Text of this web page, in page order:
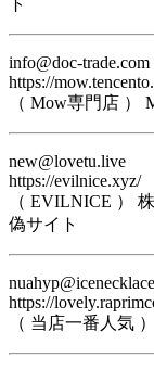
info@doc-trade.com
https://
（ Mow専門店 ）
new@lovetu.live
https://evilnice.xyz/
（ EVILNICE ）
偽サイト
https://
（ 当店一番人気